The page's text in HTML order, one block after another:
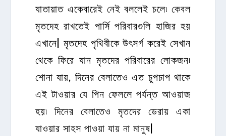
যাতায়াত একেবারেই নেই বললেই চলে৷ কেবল
মৃতদেহ রাখতেই পার্সি পরিবারগুলি হাজির হয়
এখানে| মৃতদেহ পৃথিবীকে উৎসর্গ করেই সেখান
থেকে ফিরে যান মৃতদের পরিবারের লোকজন৷
শোনা যায়, দিনের বেলাতেও এত চুপচাপ থাকে
এই টাওয়ার যে পিন ফেললে পর্যন্ত আওয়াজ
হয়৷ দিনের বেলাতেও মৃতদের ডেরায় একা
যাওয়ার সাহস পাওয়া যায় না মানুষ|